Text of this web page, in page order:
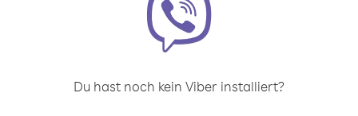
Du hast noch kein Viber installiert?